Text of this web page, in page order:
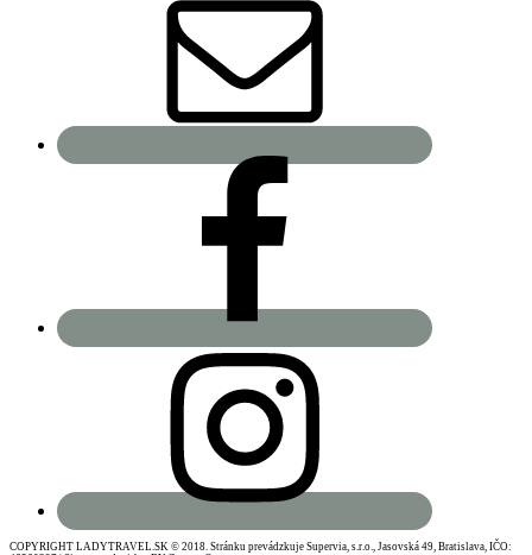
COPYRIGHT LADYTRAVEL.SK © 2018. Stránku prevádzkuje Supervia, s.r.o., Jasovská 49, Bratislava, IČO: